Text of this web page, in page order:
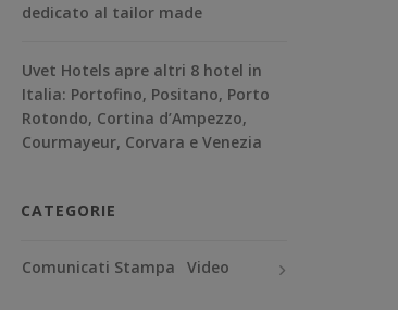
dedicato al tailor made
Uvet Hotels apre altri 8 hotel in
Italia: Portofino, Positano, Porto
Rotondo, Cortina d’Ampezzo,
Courmayeur, Corvara e Venezia
CATEGORIE
Comunicati Stampa Video